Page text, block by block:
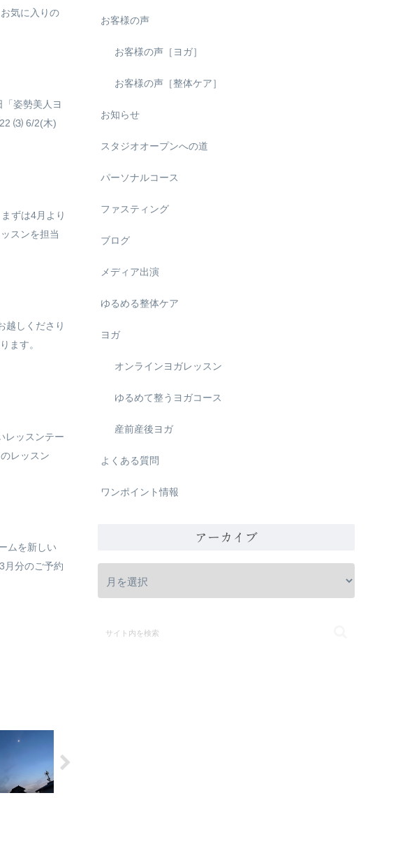
気に入りの
姿勢美人ヨ
⑶ 6/2(木)
ずは4月より
スンを担当
しくださり
ます。
レッスンテー
レッスン
ムを新しい
月分のご予約
お客様の声
お客様の声［ヨガ］
お客様の声［整体ケア］
お知らせ
スタジオオープンへの道
パーソナルコース
ファスティング
ブログ
メディア出演
ゆるめる整体ケア
ヨガ
オンラインヨガレッスン
ゆるめて整うヨガコース
産前産後ヨガ
よくある質問
ワンポイント情報
アーカイブ